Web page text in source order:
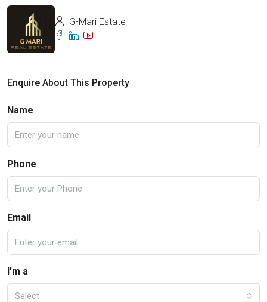
G-Mari Estate
Enquire About This Property
Name
Phone
Email
I'm a
Select